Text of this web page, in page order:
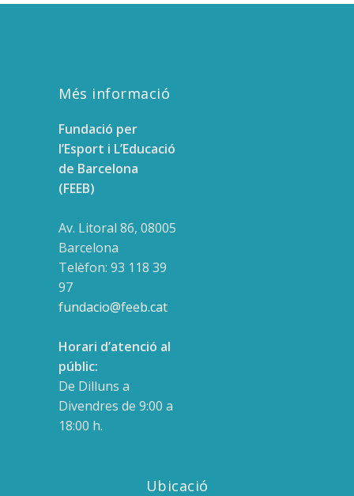
Més informació
Fundació per
l’Esport i L’Educació
de Barcelona
(FEEB)
Av. Litoral 86, 08005
Barcelona
Telèfon: 93 118 39
97
fundacio@feeb.cat
Horari d’atenció al
públic:
De Dilluns a
Divendres de 9:00 a
18:00 h.
Ubicació